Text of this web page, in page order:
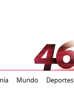
Mundo Deportes